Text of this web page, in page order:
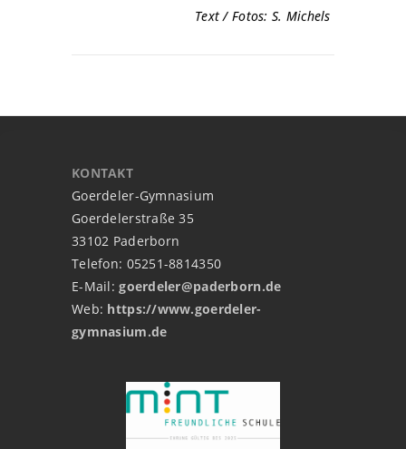
Text / Fotos: S. Michels
KONTAKT
Goerdeler-Gymnasium
Goerdelerstraße 35
33102 Paderborn
Telefon: 05251-8814350
E-Mail:goerdeler@paderborn.de
Web: https://www.goerdeler-
gymnasium.de